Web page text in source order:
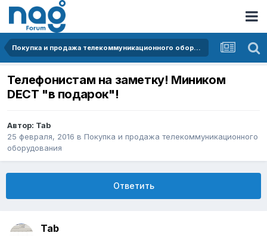
Покупка и продажа телекоммуникационного оборудования
Телефонистам на заметку! Миником
DECT "в подарок"!
Автор: Tab
25 февраля, 2016 в Покупка и продажа телекоммуникационного
оборудования
Ответить
Tab